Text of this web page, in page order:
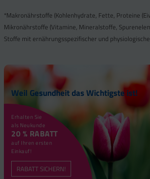
*Makronährstoffe (Kohlenhydrate, Fette, Proteine
Mikronährstoffe (Vitamine, Mineralstoffe,
Stoffe mit ernährungsspezifischer und
Weil Gesundheit das Wichtigste ist!
Erhalten Sie
als Neukunde
20 % RABATT
auf Ihren ersten
Einkauf!
RABATT SICHERN!